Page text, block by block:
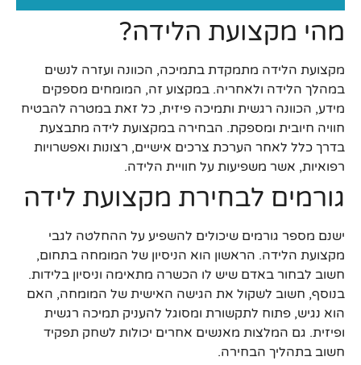
מהי מקצועת הלידה?
מקצועת הלידה מתמקדת בתמיכה, הכוונה ועזרה לנשים
במהלך הלידה ולאחריה. במקצוע זה, המומחים מספקים
מידע, הכוונה רגשית ותמיכה פיזית, כל זאת במטרה להבטיח
חוויה חיובית ומספקת. הבחירה במקצועת לידה מתבצעת
בדרך כלל לאחר הערכת צרכים אישיים, רצונות ואפשרויות
רפואיות, אשר משפיעות על חוויית הלידה.
גורמים לבחירת מקצועת לידה
ישנם מספר גורמים שיכולים להשפיע על ההחלטה לגבי
מקצועת הלידה. הראשון הוא הניסיון של המומחה בתחום,
חשוב לבחור באדם שיש לו הכשרה מתאימה וניסיון בלידות.
בנוסף, חשוב לשקול את הגישה האישית של המומחה, האם
הוא נגיש, פתוח לתקשורת ומסוגל להעניק תמיכה רגשית
ופיזית. גם המלצות מאנשים אחרים יכולות לשחק תפקיד
חשוב בתהליך הבחירה.